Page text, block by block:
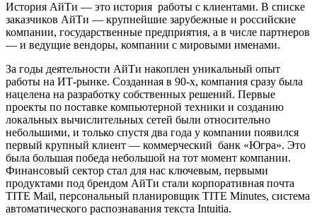
История АйТи — это история работы с клиентами. В списке
заказчиков АйТи — крупнейшие зарубежные и российские
компании, государственные предприятия, а в числе партнеров
— и ведущие вендоры, компании с мировыми именами.
За годы деятельности АйТи накоплен уникальный опыт
работы на ИТ-рынке. Созданная в 90-х, компания сразу была
нацелена на разработку собственных решений. Первые
проекты по поставке компьютерной техники и созданию
локальных вычислительных сетей были относительно
небольшими, и только спустя два года у компании появился
первый крупный клиент — коммерческий банк «Югра». Это
была большая победа небольшой на тот момент компании.
Финансовый сектор стал для нас ключевым, первыми
продуктами под брендом АйТи стали корпоративная почта
TITE Mail, персональный планировщик TITE Minutes, система
автоматического распознавания текста Intuitia.